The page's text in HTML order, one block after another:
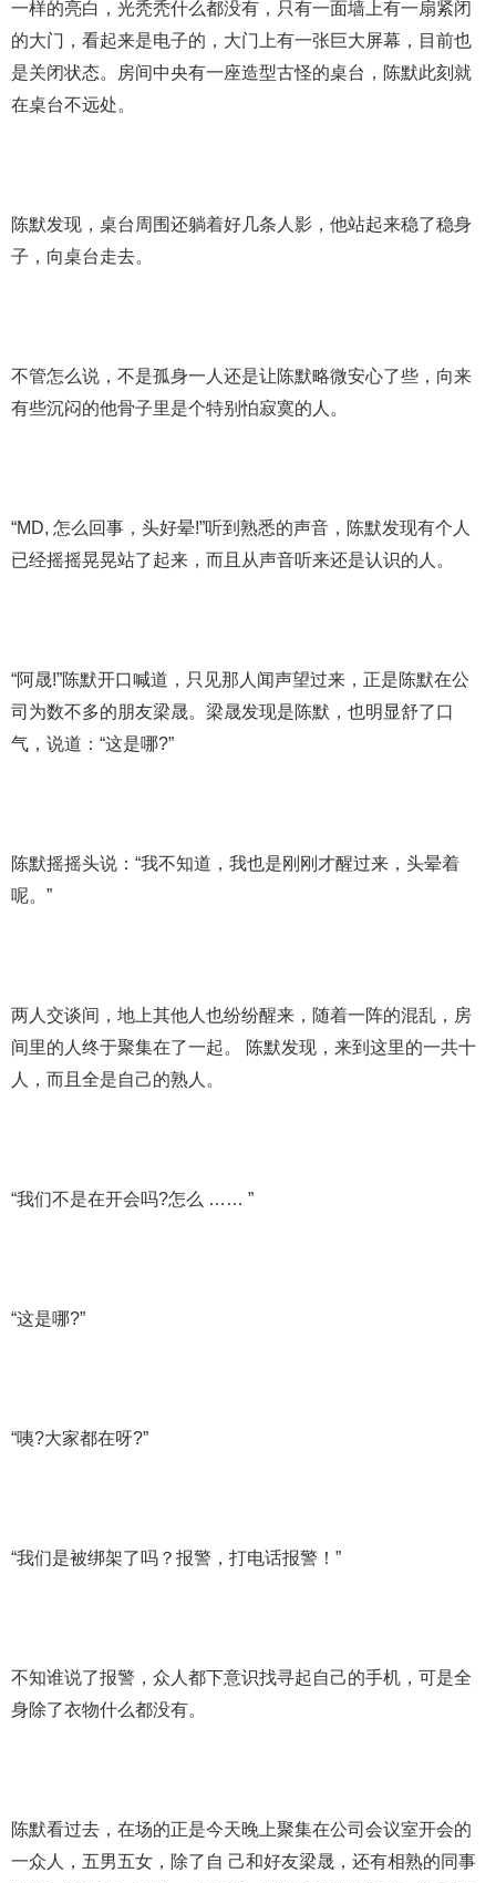
一样的亮白，光秃秃什么都没有，只有一面墙上有一扇紧闭
的大门，看起来是电子的，大门上有一张巨大屏幕，目前也
是关闭状态。房间中央有一座造型古怪的桌台，陈默此刻就
在桌台不远处。
陈默发现，桌台周围还躺着好几条人影，他站起来稳了稳身
子，向桌台走去。
不管怎么说，不是孤身一人还是让陈默略微安心了些，向来
有些沉闷的他骨子里是个特别怕寂寞的人。
“MD, 怎么回事，头好晕!”听到熟悉的声音，陈默发现有个人
已经摇摇晃晃站了起来，而且从声音听来还是认识的人。
“阿晟!”陈默开口喊道，只见那人闻声望过来，正是陈默在公
司为数不多的朋友梁晟。梁晟发现是陈默，也明显舒了口
气，说道：“这是哪?”
陈默摇摇头说：“我不知道，我也是刚刚才醒过来，头晕着
呢。”
两人交谈间，地上其他人也纷纷醒来，随着一阵的混乱，房
间里的人终于聚集在了一起。 陈默发现，来到这里的一共十
人，而且全是自己的熟人。
“我们不是在开会吗?怎么 …… ”
“这是哪?”
“咦?大家都在呀?”
“我们是被绑架了吗？报警，打电话报警！”
不知谁说了报警，众人都下意识找寻起自己的手机，可是全
身除了衣物什么都没有。
陈默看过去，在场的正是今天晚上聚集在公司会议室开会的
一众人，五男五女，除了自 己和好友梁晟，还有相熟的同事